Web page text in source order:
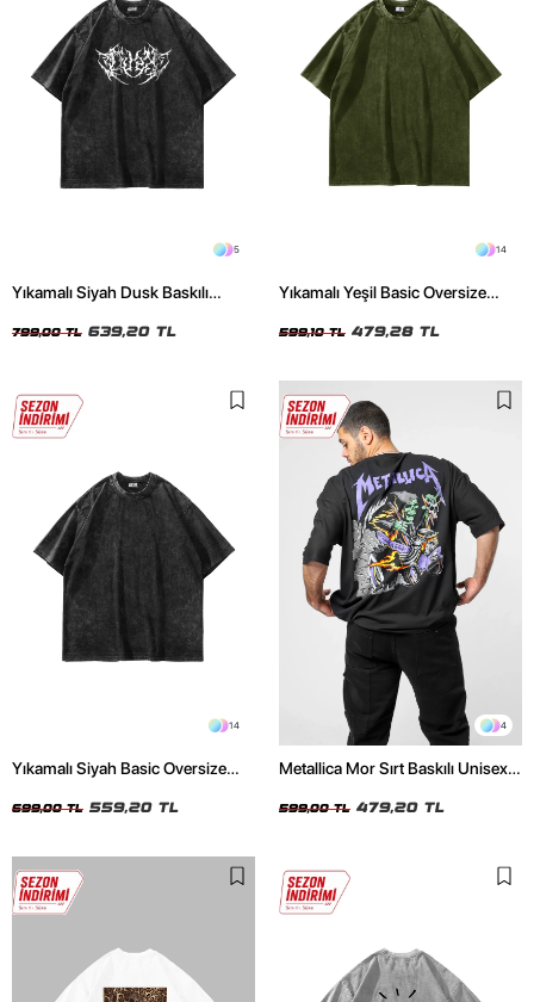
5
Yıkamalı Siyah Dusk Baskılı
799,00 TL 639,20 TL
14
Yıkamalı Yeşil Basic Oversize
599,10 TL 479,28 TL
14
Yıkamalı Siyah Basic Oversize
699,00 TL 559,20 TL
4
Metallica Mor Sırt Baskılı Unisex
599,00 TL 479,20 TL